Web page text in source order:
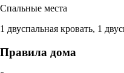
Спальные места
1 двуспальная кровать, 1
Правила дома